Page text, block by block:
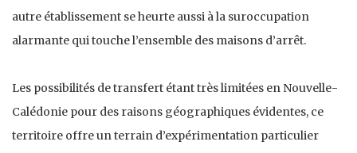
autre établissement se heurte aussi à la suroccupation
alarmante qui touche l’ensemble des maisons d’arrêt.
Les possibilités de transfert étant très limitées en Nouvelle-
Calédonie pour des raisons géographiques évidentes, ce
territoire offre un terrain d’expérimentation particulier